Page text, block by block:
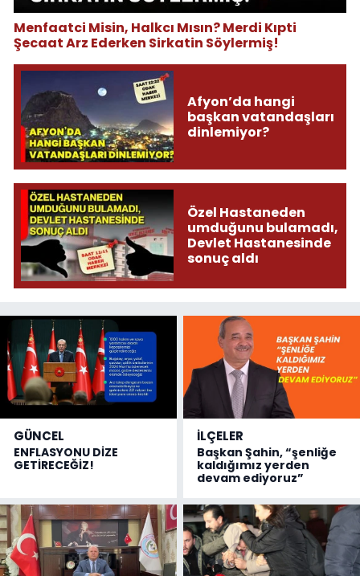
Menfaatci Misin, Halkcı Mısın? Merdi Kıpti
Şecaat Arz Ederken Sirkatin Söylermiş!
Afyon’da hangi
başkan vatandaşları
dinlemiyor?
Özel Hastaneden
umduğunu bulamadı,
Devlet Hastanesinde
sonuç aldı
GÜNCEL
ENFLASYONU DİZE
GETİRECEĞİZ!
İLÇELER
Başkan Şahin, “şenliğe
kaldığımız yerden
devam ediyoruz”